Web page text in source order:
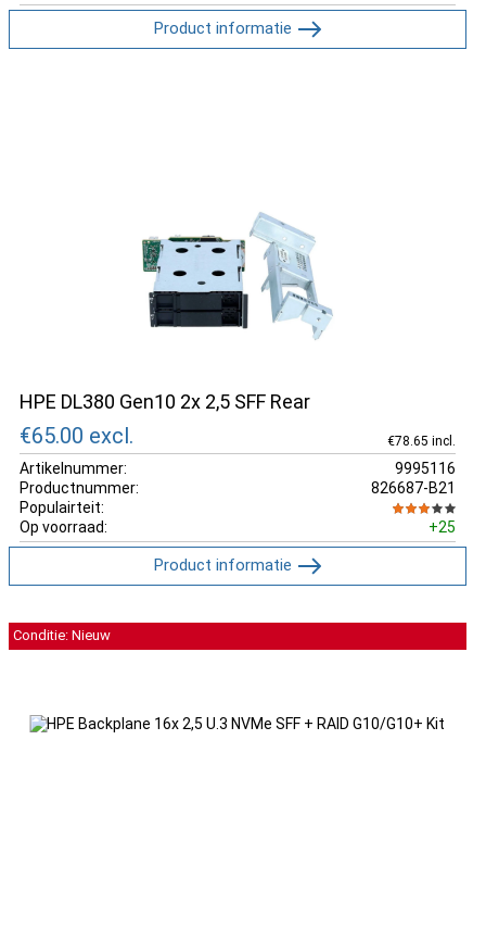
Product informatie
HPE DL380 Gen10 2x 2,5 SFF Rear
€65.00 excl. €78.65 incl.
Artikelnummer:
9995116
Productnummer:
826687-B21
Populairteit:
Op voorraad:
+25
Product informatie
Conditie: Nieuw